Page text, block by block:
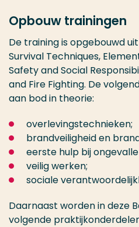
Opbouw trainingen
De training is opgebouwd
Survival Techniques,
Safety and Social
and Fire Fighting. De
aan bod in theorie:
overlevingstechnieken;
brandveiligheid en
eerste hulp bij
veilig werken;
sociale
Daarnaast worden in deze
volgende